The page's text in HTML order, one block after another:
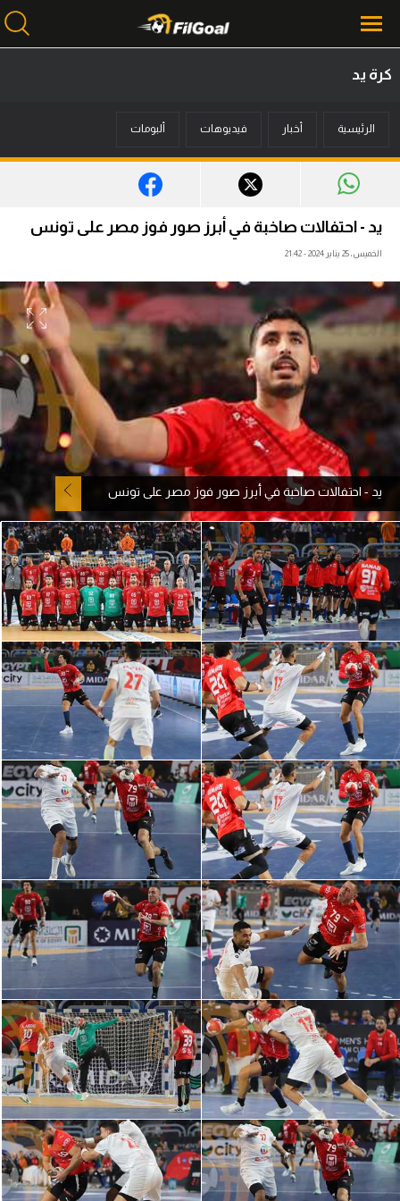
أخبار
ميركاتو
فانتازي في الجول
مسابقة التوقعات
فيديوهات
عدسات
آراء حرة
ركن الألعاب
بطولات
أمريكا 2026
الدوري المصري
الدوري الإنجليزي الممتاز
الدوري الإسباني
الدوري الإيطالي
الدوري الألماني
الدوري الفرنسي
الدوري السعودي للمحترفين
دوري أبطال أوروبا
دوري أبطال إفريقيا
كل البطولات
أقسام
الكرة المصرية
الدوري المصري
الكرة الأوروبية
الكرة الإفريقية
منتخب مصر
كرة يد
الرئيسية أخبار فيديوهات ألبومات
يد - احتفالات صاخبة في أبرز صور فوز مصر على تونس
الخميس، 25 يناير 2024 - 21:42
يد - احتفالات صاخبة في أبرز صور فوز مصر على تونس